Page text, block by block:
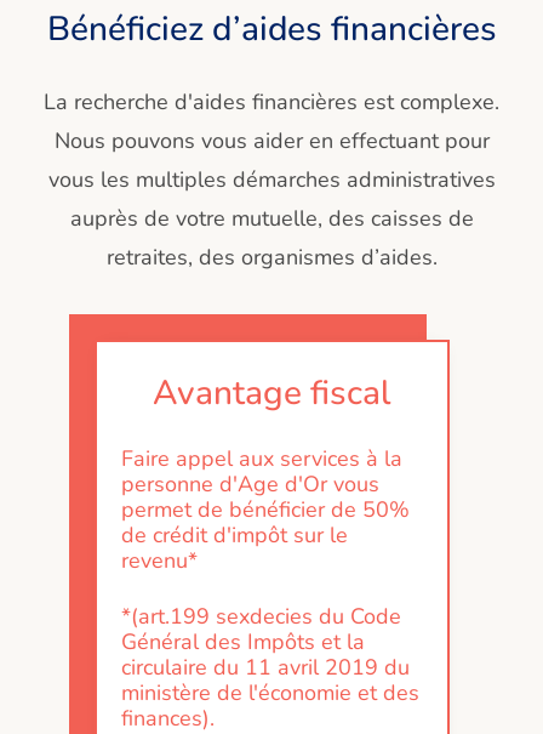
Bénéficiez d’aides financières
La recherche d'aides financières est complexe.
Nous pouvons vous aider en effectuant pour
vous les multiples démarches administratives
auprès de votre mutuelle, des caisses de
retraites, des organismes d’aides.
Avantage fiscal
Faire appel aux services à la
personne d'Age d'Or vous
permet de bénéficier de 50%
de crédit d'impôt sur le
revenu*
*(art.199 sexdecies du Code
Général des Impôts et la
circulaire du 11 avril 2019 du
ministère de l'économie et des
finances).